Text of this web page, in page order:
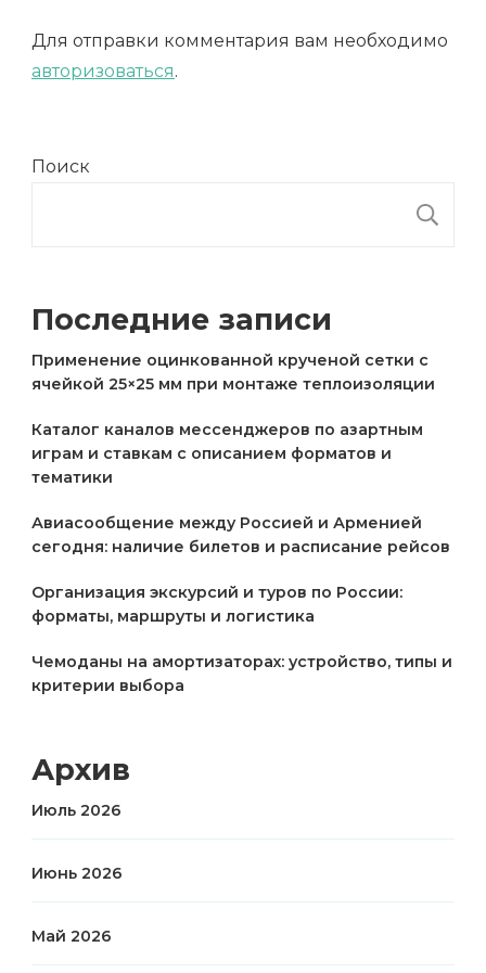
Для отправки комментария вам необходимо
авторизоваться.
Поиск
Последние записи
Применение оцинкованной крученой сетки с
ячейкой 25×25 мм при монтаже теплоизоляции
Каталог каналов мессенджеров по азартным
играм и ставкам с описанием форматов и
тематики
Авиасообщение между Россией и Арменией
сегодня: наличие билетов и расписание рейсов
Организация экскурсий и туров по России:
форматы, маршруты и логистика
Чемоданы на амортизаторах: устройство, типы и
критерии выбора
Архив
Июль 2026
Июнь 2026
Май 2026